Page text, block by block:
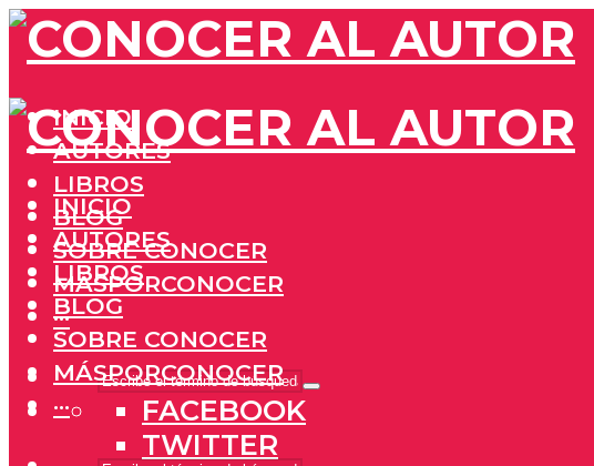
INICIO
AUTORES
LIBROS
BLOG
SOBRE CONOCER
MÁSPORCONOCER
···
FACEBOOK
TWITTER
INICIO
AUTORES
LIBROS
BLOG
SOBRE CONOCER
MÁSPORCONOCER
···